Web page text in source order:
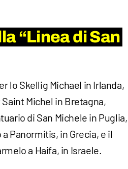
“Linea di San
lo Skellig Michael in Irlanda,
Michel in Bretagna,
di San Michele in Puglia,
Panormitis, in Grecia, e il
a Haifa, in Israele.